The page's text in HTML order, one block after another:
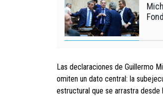
Las declaraciones de Guillermo
omiten un dato central: la
estructural que se arrastra desde